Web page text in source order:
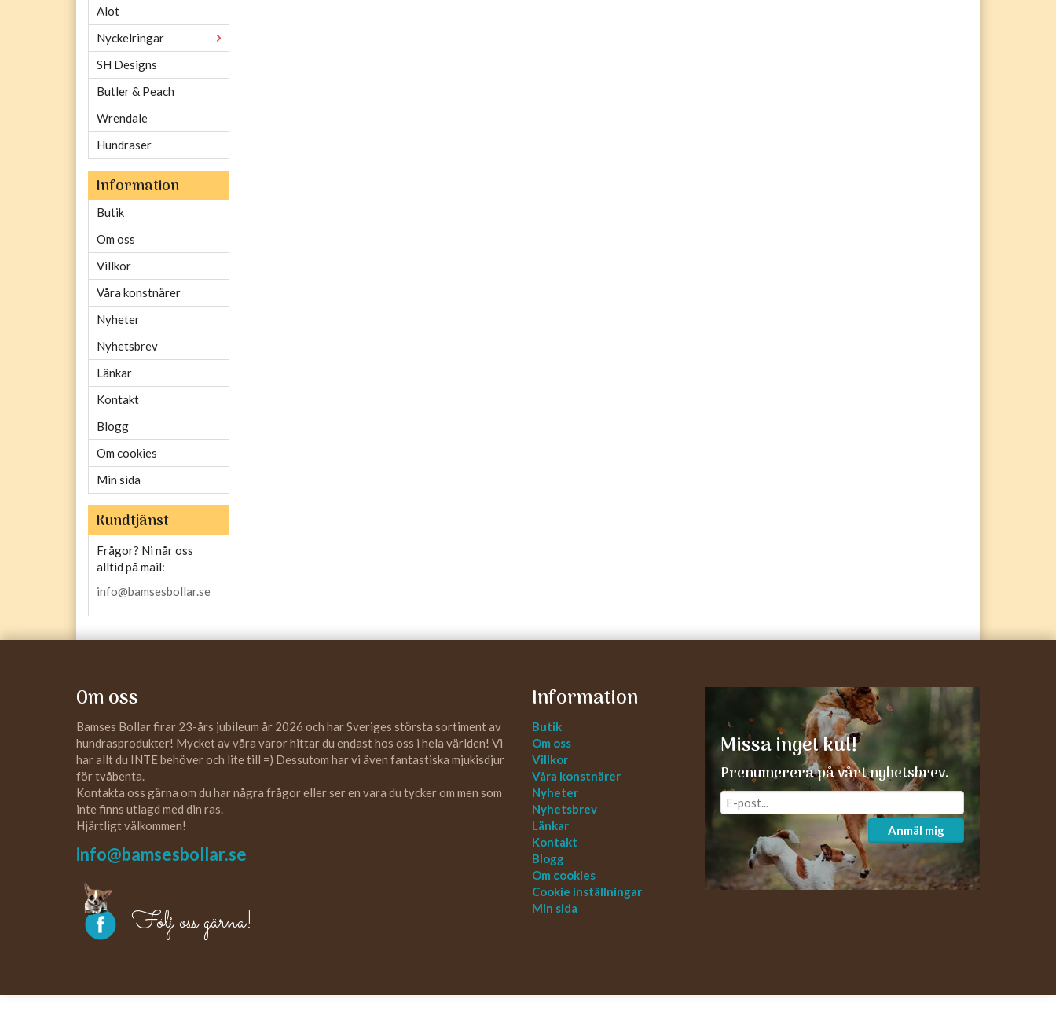
Alot
Nyckelringar
SH Designs
Butler & Peach
Wrendale
Hundraser
Information
Butik
Om oss
Villkor
Våra konstnärer
Nyheter
Nyhetsbrev
Länkar
Kontakt
Blogg
Om cookies
Min sida
Kundtjänst
Frågor? Ni når oss
alltid på mail:
info@bamsesbollar.se
Missa inget kul!
Prenumerera på vårt nyhetsbrev.
Anmäl mig
Information
Butik
Om oss
Villkor
Våra konstnärer
Nyheter
Nyhetsbrev
Länkar
Kontakt
Blogg
Om cookies
Cookie inställningar
Min sida
Om oss
Bamses Bollar firar 23-års jubileum år 2026 och har Sveriges största sortiment av
hundrasprodukter! Mycket av våra varor hittar du endast hos oss i hela världen! Vi
har allt du INTE behöver och lite till =) Dessutom har vi även fantastiska mjukisdjur
för tvåbenta.
Kontakta oss gärna om du har några frågor eller ser en vara du tycker om men som
inte finns utlagd med din ras.
Hjärtligt välkommen!
info@bamsesbollar.se
Följ oss gärna!